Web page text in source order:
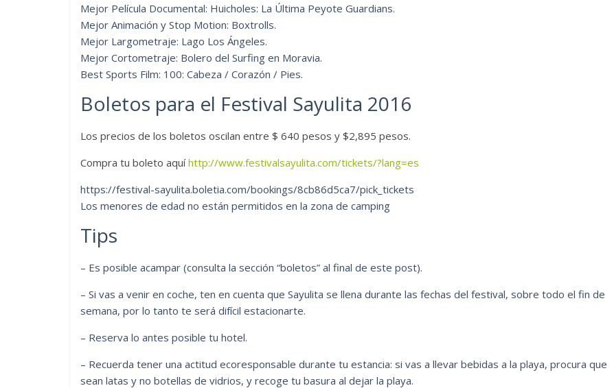
Mejor Película Documental: Huicholes: La Última Peyote Guardians.
Mejor Animación y Stop Motion: Boxtrolls.
Mejor Largometraje: Lago Los Ángeles.
Mejor Cortometraje: Bolero del Surfing en Moravia.
Best Sports Film: 100: Cabeza / Corazón / Pies.
Boletos para el Festival Sayulita 2016
Los precios de los boletos oscilan entre $ 640 pesos y $2,895 pesos.
Compra tu boleto aquíhttp://www.festivalsayulita.com/tickets/?lang=es
https://festival-sayulita.boletia.com/bookings/8cb86d5ca7/pick_tickets
Los menores de edad no están permitidos en la zona de camping
Tips
– Es posible acampar (consulta la sección “boletos” al final de este post).
– Si vas a venir en coche, ten en cuenta que Sayulita se llena durante las fechas del festival, sobre todo el fin de
semana, por lo tanto te será difícil estacionarte.
– Reserva lo antes posible tu hotel.
– Recuerda tener una actitud ecoresponsable durante tu estancia: si vas a llevar bebidas a la playa, procura que
sean latas y no botellas de vidrios, y recoge tu basura al dejar la playa.